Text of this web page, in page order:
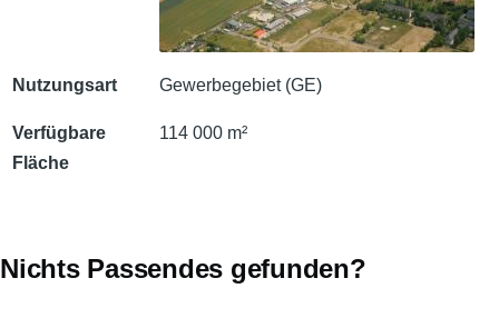
Nutzungsart Gewerbegebiet (GE)
Verfügbare
Fläche
114 000 m²
Nichts Passendes gefunden?